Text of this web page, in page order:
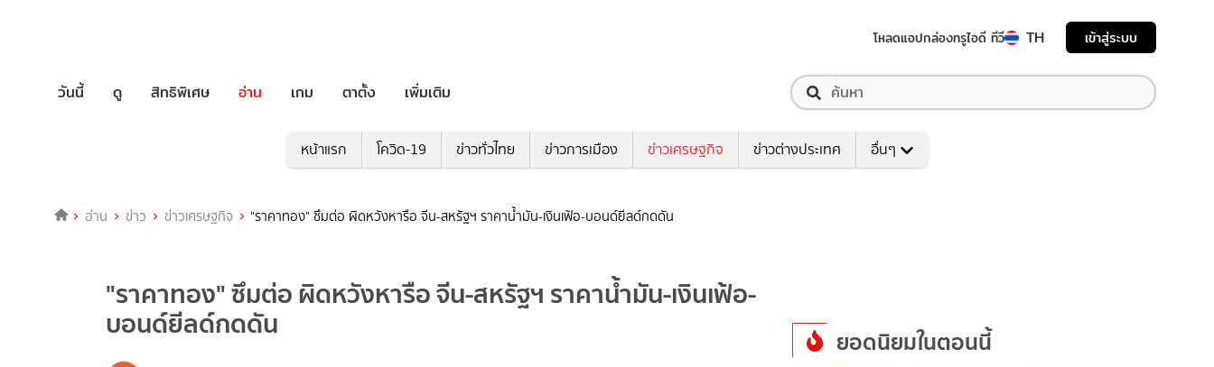
โหลดแอปกล่องทรูไอดี ทีวี TH เข้าสู่ระบบ
วันนี้ ดู สิทธิพิเศษ อ่าน เกม ตาตั้ง เพิ่มเติม
หน้าแรก โควิด-19 ข่าวทั่วไทย ข่าวการเมือง ข่าวเศรษฐกิจ ข่าวต่างประเทศ อื่นๆ
อ่าน ข่าว ข่าวเศรษฐกิจ "ราคาทอง" ซึมต่อ ผิดหวังหารือ จีน-สหรัฐฯ ราคาน้ำมัน-เงินเฟ้อ-บอนด์ยีลด์กดดัน
"ราคาทอง" ซึมต่อ ผิดหวังหารือ จีน-สหรัฐฯ ราคาน้ำมัน-เงินเฟ้อ-
บอนด์ยีลด์กดดัน ยอดนิยมในตอนนี้